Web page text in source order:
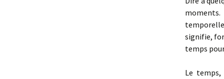
signifie,
temps
Le temps,